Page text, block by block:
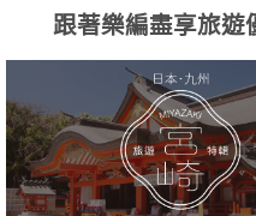
跟著樂編盡享旅遊